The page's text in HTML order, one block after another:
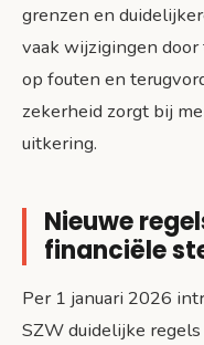
grenzen en
vaak wijzigingen
op fouten en
zekerheid zorgt bij
uitkering.
Nieuwe
financiële
Per 1 januari 2026
SZW duidelijke